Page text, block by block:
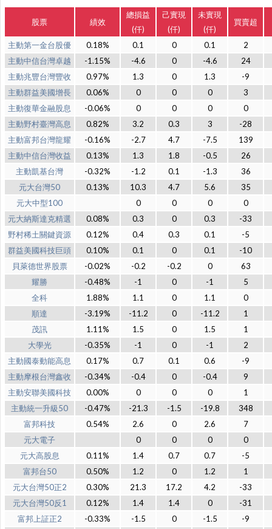
股票 績效
總損益
(仟)
己實現
(仟)
未實現
(仟)
買賣超
主動第一金台股優 0.18% 0.1 0 0.1
2
主動中信台灣卓越
-1.15% -4.6 0 -4.6
24
主動兆豐台灣豐收
0.97% 1.3 0 1.3
-9
主動群益美國增長
0.06% 0 0 0
3
主動復華金融股息
-0.06% 0 0 0
0
主動野村臺灣高息
0.82% 3.2 0.3 3
-28
主動富邦台灣龍耀
-0.16% -2.7 4.7 -7.5
139
主動中信台灣收益
0.13% 1.3 1.8 -0.5
26
主動凱基台灣
-0.32% -1.2 0.1 -1.3
36
元大台灣50
0.13% 10.3 4.7 5.6
35
元大中型100
0 0 0
0
元大納斯達克精選
0.08% 0.3 0 0.3
-33
野村稀土關鍵資源
0.12% 0.4 0.3 0.1
-5
群益美國科技巨頭
0.10% 0.1 0 0.1
-10
貝萊德世界股票
-0.02% -0.2 -0.2 0
63
耀勝
-0.48% -1 0 -1
5
全科
1.88% 1.1 0 1.1
0
順達
-3.19% -11.2 0 -11.2
1
茂訊
1.11% 1.5 0 1.5
1
大學光
-0.35% -1 0 -1
2
主動國泰動能高息
0.17% 0.7 0.1 0.6
-9
主動摩根台灣鑫收
-0.34% -0.4 0 -0.4
9
主動安聯美國科技
0.00% 0 0 0
1
主動統一升級50
-0.47% -21.3 -1.5 -19.8
348
富邦科技
0.54% 2.6 0 2.6
7
元大電子
0 0 0
0
元大高股息
0.11% 1.4 0.7 0.7
-5
富邦台50
0.50% 1.2 0 1.2
1
元大台灣50正2
0.30% 21.3 17.2 4.2
-33
元大台灣50反1
0.12% 1.4 1.4 0
-31
富邦上証正2
-0.33% -1.5 0 -1.5
-9